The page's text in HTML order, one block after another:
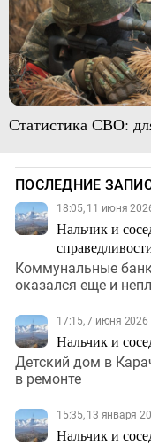
Статистика СВО:
ПОСЛЕДНИЕ
18:05, 11 июня
Нальчик и
Коммунальные
оказался еще и
17:15, 7 июня 2026
Нальчик и
Детский дом в
в ремонте
15:35, 13 января
Нальчик и